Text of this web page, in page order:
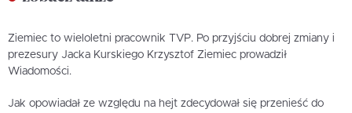
Ziemiec to wieloletni pracownik TVP. Po przyjściu dobrej zmiany i
prezesury Jacka Kurskiego Krzysztof Ziemiec prowadził
Wiadomości.
Jak opowiadał ze względu na hejt zdecydował się przenieść do